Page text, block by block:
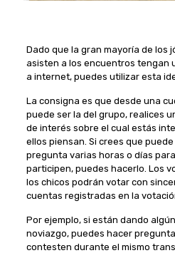
Dado que la gran mayoría de los
asisten a los encuentros tengan
a internet, puedes utilizar esta
La consigna es que desde una
puede ser la del grupo, realices
de interés sobre el cual estás
ellos piensan. Si crees que
pregunta varias horas o días
participen, puedes hacerlo. Los
los chicos podrán votar con
cuentas registradas en la
Por ejemplo, si están dando
noviazgo, puedes hacer
contesten durante el mismo